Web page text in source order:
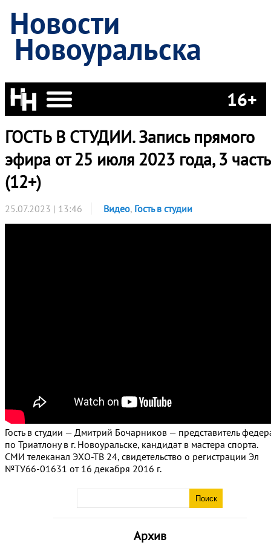
Новости
Новоуральска
16+
Архив
ГОСТЬ В СТУДИИ. Запись прямого
эфира от 25 июля 2023 года, 3 часть
(12+)
25.07.2023 | 13:46 Видео, Гость в студии
Гость в студии — Дмитрий Бочарников — представитель
по Триатлону в г. Новоуральске, кандидат в мастера спорта.
СМИ телеканал ЭХО-ТВ 24, свидетельство о регистрации Эл
№ТУ66-01631 от 16 декабря 2016 г.